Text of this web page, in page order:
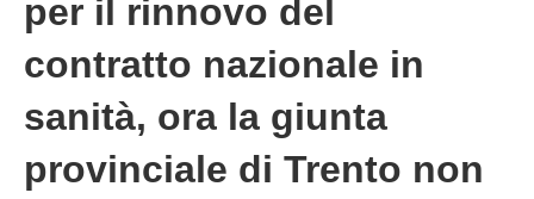
per il rinnovo del
contratto nazionale in
sanità, ora la giunta
provinciale di Trento non